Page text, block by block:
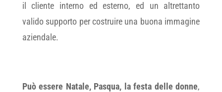
il cliente interno ed esterno, ed un altrettanto
valido supporto per costruire una buona immagine
aziendale.
Può essere Natale, Pasqua, la festa delle donne,